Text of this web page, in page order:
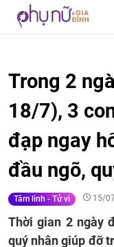
Trong 2
18/7), 3
đạp ngay
đầu ngõ,
Tâm linh - Tử vi 15/
Thời gian 2 ngày
quý nhân giúp đỡ